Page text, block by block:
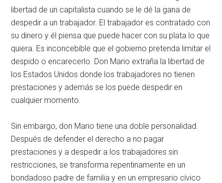
libertad de un capitalista cuando se le dé la gana de
despedir a un trabajador. El trabajador es contratado con
su dinero y él piensa que puede hacer con su plata lo que
quiera. Es inconcebible que el gobierno pretenda limitar el
despido o encarecerlo. Don Mario extraña la libertad de
los Estados Unidos donde los trabajadores no tienen
prestaciones y además se los puede despedir en
cualquier momento.
Sin embargo, don Mario tiene una doble personalidad.
Después de defender el derecho a no pagar
prestaciones y a despedir a los trabajadores sin
restricciones, se transforma repentinamente en un
bondadoso padre de familia y en un empresario cívico